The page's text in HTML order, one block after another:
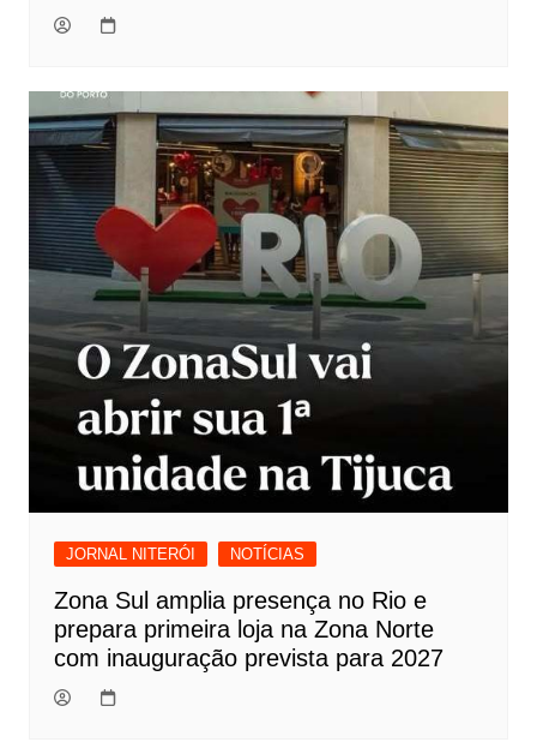
JORNAL NITERÓI NOTÍCIAS
Zona Sul amplia presença no Rio e
prepara primeira loja na Zona Norte
com inauguração prevista para 2027